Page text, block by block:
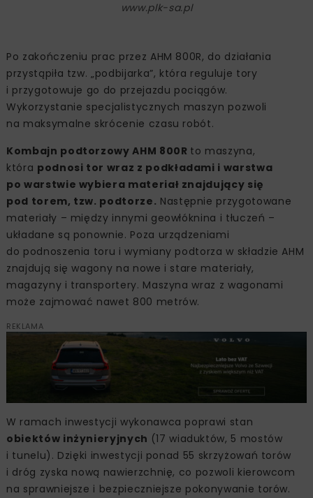
www.plk-sa.pl
Po zakończeniu prac przez AHM 800R, do działania
przystąpiła tzw. „podbijarka”, która reguluje tory
i przygotowuje go do przejazdu pociągów.
Wykorzystanie specjalistycznych maszyn pozwoli
na maksymalne skrócenie czasu robót.
Kombajn podtorzowy AHM 800R to maszyna,
która podnosi tor wraz z podkładami i warstwa
po warstwie wybiera materiał znajdujący się
pod torem, tzw. podtorze. Następnie przygotowane
materiały – między innymi geowłóknina i tłuczeń –
układane są ponownie. Poza urządzeniami
do podnoszenia toru i wymiany podtorza w składzie AHM
znajdują się wagony na nowe i stare materiały,
magazyny i transportery. Maszyna wraz z wagonami
może zajmować nawet 800 metrów.
REKLAMA
W ramach inwestycji wykonawca poprawi stan
obiektów inżynieryjnych (17 wiaduktów, 5 mostów
i tunelu). Dzięki inwestycji ponad 55 skrzyżowań torów
i dróg zyska nową nawierzchnię, co pozwoli kierowcom
na sprawniejsze i bezpieczniejsze pokonywanie torów.